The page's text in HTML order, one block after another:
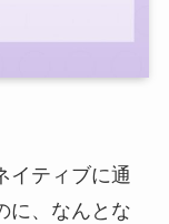
イティブに通
に、なんとな